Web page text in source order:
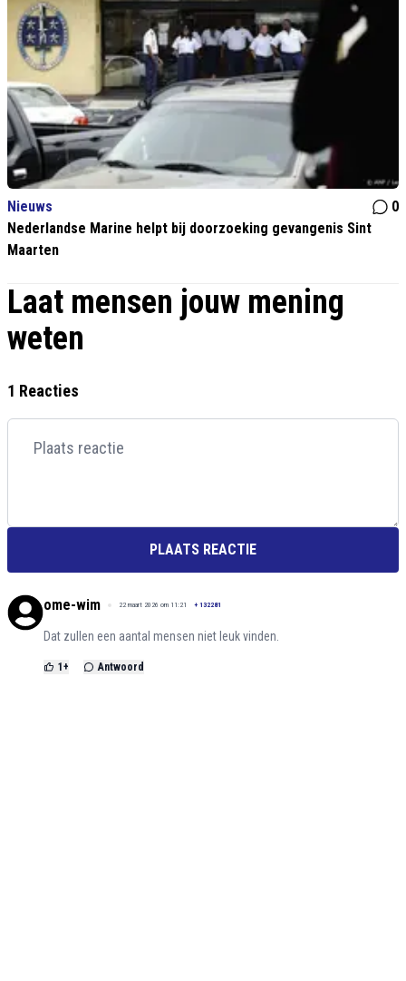
Nieuws
0
Nederlandse Marine helpt bij doorzoeking gevangenis Sint
Maarten
Laat mensen jouw mening
weten
1 Reacties
PLAATS REACTIE
ome-wim 22 maart 2026 om 11:21 + 132281
Dat zullen een aantal mensen niet leuk vinden.
1 + Antwoord